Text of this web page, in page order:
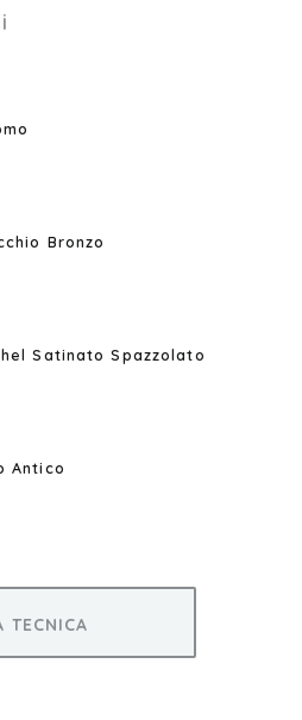
Bronzo
Satinato Spazzolato
Antico
TECNICA